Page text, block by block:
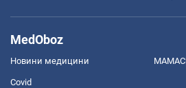
MedOboz
Новини медицини
Covid